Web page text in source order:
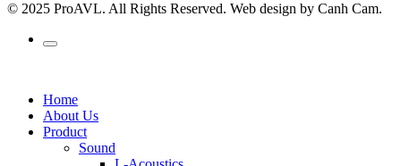
© 2025 ProAVL. All Rights Reserved. Web design by Canh Cam.
Home
About Us
Product
Sound